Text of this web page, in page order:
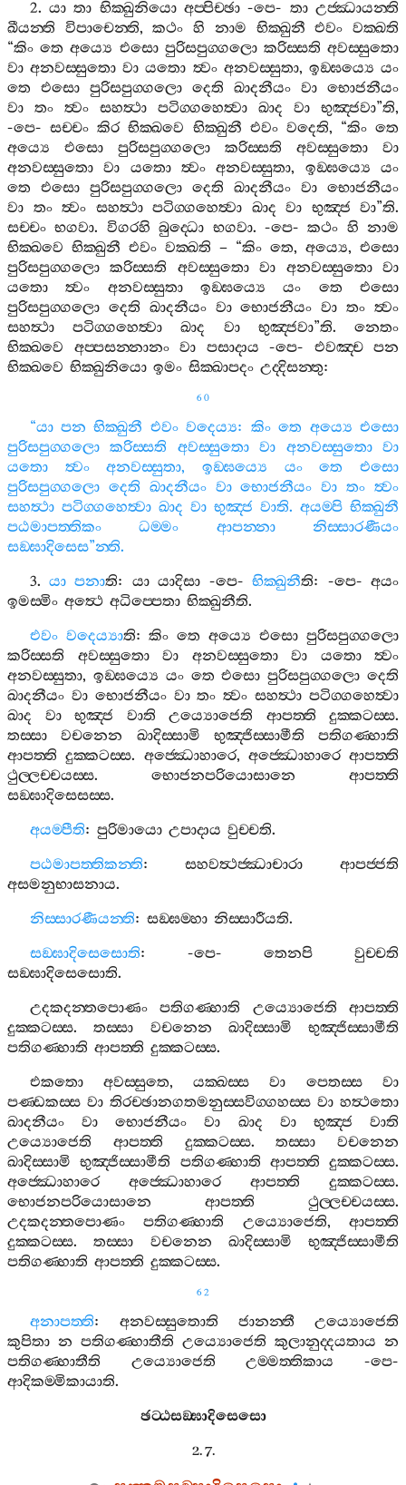
2. යා තා භික‍්ඛුනියො අප‍්පිච‍්ඡා -පෙ- තා උජ‍්ඣායන‍්ති
ඛීයන‍්ති
විපාචෙන‍්ති,කථං හි නාම භික‍්ඛුනී එවං වක‍්ඛති
“කිං තෙ අය්‍යෙ එසො පුරිසපුග‍්ගලො කරිස‍්සති අවස‍්සුතො
වා අනවස‍්සුතො වා යතො ත්‍වං අනවස‍්සුතා, ඉඞ‍්ඝය්‍යෙ යං
තෙ
එසො පුරිසපුග‍්ගලො දෙති ඛාදනීයං වා භොජනීයං
වා
තං ත්‍වං සහත්‍ථා පටිග‍්ගහෙත්‍වා ඛාද වා භුඤ‍්ජවා”ති,
-පෙ-සච‍්චං කිර භික‍්ඛවෙ භික‍්ඛුනී එවං වදෙති, “කිං තෙ
අය්‍යෙ
එසො පුරිසපුග‍්ගලො කරිස‍්සති අවස‍්සුතො
වා
අනවස‍්සුතො වා යතො ත්‍වං අනවස‍්සුතා, ඉඞ‍්ඝය්‍යෙ
යං
තෙ
එසො පුරිසපුග‍්ගලො දෙති ඛාදනීයං වා භොජනීයං
වා තං ත්‍වං සහත්‍ථා පටිග‍්ගහෙත්‍වා ඛාද වා භුඤ‍්ජ වා”ති.
සච‍්චං භගවා. විගරහි බුද‍්ධො භගවා. -පෙ-කථං හි නාම
භික‍්ඛවෙ භික‍්ඛුනී එවං වක‍්ඛති – “කිං තෙ, අය්‍යෙ, එසො
පුරිසපුග‍්ගලො
කරිස‍්සති අවස‍්සුතො වා අනවස‍්සුතො
වා
යතො
ත්‍වං අනවස‍්සුතා ඉඞ‍්ඝය්‍යෙ යං තෙ
එසො
පුරිසපුග‍්ගලො දෙති ඛාදනීයං වා භොජනීයං වා තං ත්‍වං
සහත්‍ථා
පටිග‍්ගහෙත්‍වා ඛාද වා භුඤ‍්ජවා”ති.නෙතං
භික‍්ඛවෙ
අප‍්පසන‍්නානං වා පසාදාය -පෙ- එවඤ‍්ච
පන
භික‍්ඛවෙ භික‍්ඛුනියො ඉමං සික‍්ඛාපදං උද‍්දිසන‍්තු:
60
“යා පන භික‍්ඛුනී එවං වදෙය්‍ය: කිං තෙ අය්‍යෙ එසො
පුරිසපුග‍්ගලො
කරිස‍්සති අවස‍්සුතො වා අනවස‍්සුතො
වා
යතො
ත්‍වං අනවස‍්සුතා,ඉඞ‍්ඝය්‍යෙ යං තෙ
එසො
පුරිසපුග‍්ගලො දෙති ඛාදනීයං වා භොජනීයං වා තං ත්‍වං
සහත්‍ථා පටිග‍්ගහෙත්‍වා ඛාද වා භුඤ‍්ජ වාති. අයම‍්පි භික‍්ඛුනී
පඨමාපත‍්තිකං
ධම‍්මං ආපන‍්නා
නිස‍්සාරණීයං
සඞ‍්ඝාදිසෙස”න‍්ති.
3.යා පනාති: යා යාදිසා -පෙ-භික‍්ඛුනීති: -පෙ- අයං
ඉමස‍්මිං අත්‍ථෙ අධිප‍්පෙතා භික‍්ඛුනීති.
එවං වදෙය්‍යාති:කිං තෙ අය්‍යෙ එසො පුරිසපුග‍්ගලො
කරිස‍්සති
අවස‍්සුතො වා අනවස‍්සුතො වා යතො
ත්‍වං
අනවස‍්සුතා, ඉඞ‍්ඝය්‍යෙ යං තෙ එසො පුරිසපුග‍්ගලො දෙති
ඛාදනීයං වා භොජනීයං වා තං ත්‍වං සහත්‍ථා පටිග‍්ගහෙත්‍වා
ඛාද
වා භුඤ‍්ජ වාති උය්‍යොජෙති ආපත‍්ති දුක‍්කටස‍්ස.
තස‍්සා
වචනෙන ඛාදිස‍්සාමි භුඤ‍්ජිස‍්සාමීති
පතිගණ‍්හාති
ආපත‍්ති දුක‍්කටස‍්ස. අජ‍්ඣොහාරෙ, අජ‍්ඣොහාරෙ ආපත‍්ති
ථුල‍්ලච‍්චයස‍්ස. භොජනපරියොසානෙ
ආපත‍්ති
සඞ‍්ඝාදිසෙසස‍්ස.
අයම‍්පීති: පුරිමායො උපාදාය වුච‍්චති.
පඨමාපත‍්තිකන‍්ති:සහවත්‍ථජ‍්ඣාචාරා
ආපජ‍්ජති
අසමනුභාසනාය.
නිස‍්සාරණීයන‍්ති: සඞ‍්ඝම‍්හා නිස‍්සාරීයති.
සඞ‍්ඝාදිසෙසොති: -පෙ- තෙනපි
වුච‍්චති
සඞ‍්ඝාදිසෙසොති.
උදකදන‍්තපොණං
පතිගණ‍්හාති උය්‍යොජෙති
ආපත‍්ති
දුක‍්කටස‍්ස.තස‍්සා වචනෙන ඛාදිස‍්සාමි
භුඤ‍්ජිස‍්සාමීති
පතිගණ‍්හාති ආපත‍්ති දුක‍්කටස‍්ස.
එකතො
අවස‍්සුතෙ,යක‍්ඛස‍්ස වා පෙතස‍්ස
වා
පණ‍්ඩකස‍්ස වා තිරච‍්ඡානගතමනුස‍්සවිග‍්ගහස‍්ස වා හත්‍ථතො
ඛාදනීයං
වා භොජනීයං වා ඛාද වා භුඤ‍්ජ
වාති
උය්‍යොජෙති
ආපත‍්ති දුක‍්කටස‍්ස.තස‍්සා
වචනෙන
ඛාදිස‍්සාමි භුඤ‍්ජිස‍්සාමීති පතිගණ‍්හාති ආපත‍්ති දුක‍්කටස‍්ස.
අජ‍්ඣොහාරෙ
අජ‍්ඣොහාරෙ ආපත‍්ති දුක‍්කටස‍්ස.
භොජනපරියොසානෙ
ආපත‍්ති ථුල‍්ලච‍්චයස‍්ස.
උදකදන‍්තපොණං
පතිගණ‍්හාති උය්‍යොජෙති,ආපත‍්ති
දුක‍්කටස‍්ස.තස‍්සා වචනෙන ඛාදිස‍්සාමි
භුඤ‍්ජිස‍්සාමීති
පතිගණ‍්හාති ආපත‍්ති දුක‍්කටස‍්ස.
62
අනාපත‍්ති: අනවස‍්සුතොති ජානන‍්තී
උය්‍යොජෙති
කුපිතා න පතිගණ‍්හාතීති උය්‍යොජෙති කුලානුද‍්දයතාය න
පතිගණ‍්හාතීති
උය්‍යොජෙති උම‍්මත‍්තිකාය -පෙ-
ආදිකම‍්මිකායාති.
ඡට‍්ඨසඞ‍්ඝාදිසෙසො
2. 7.